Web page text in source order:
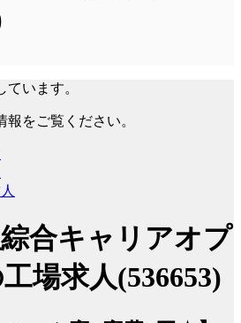
います。
をご覧ください。
合キャリアオプ
場求人(536653)